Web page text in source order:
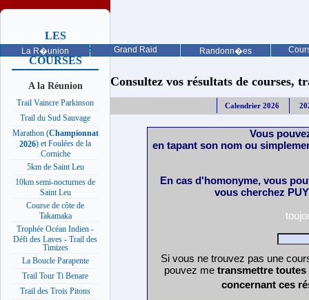
La R�union Grand Raid Randonn�es
LES
PROCHAINES
COURSES
A la Réunion
Trail Vaincre Parkinson
Trail du Sud Sauvage
Marathon (Championnat
2026) et Foulées de la
Corniche
5km de Saint Leu
10km semi-nocturnes de
Saint Leu
Course de côte de
Takamaka
Trophée Océan Indien -
Défi des Laves - Trail des
Timizes
La Boucle Parapente
Trail Tour Ti Benare
Trail des Trois Pitons
Consultez vos résultats de courses,
Calendrier 2026
Vous
en tapant son nom ou
En cas d'homonyme, vous
vous cherchez
Si vous ne trouvez pas une
pouvez me transmettre
concernant ces